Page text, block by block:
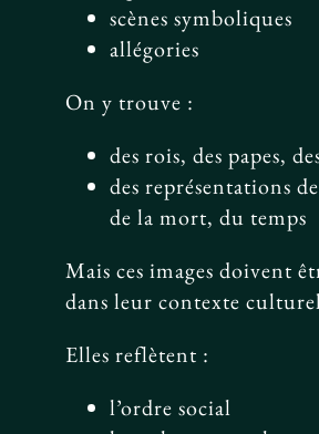
scènes symboliques
allégories
On y trouve :
des rois, des papes,
des représentations
de la mort, du temps
Mais ces images doivent
dans leur contexte
Elles reflètent :
l’ordre social